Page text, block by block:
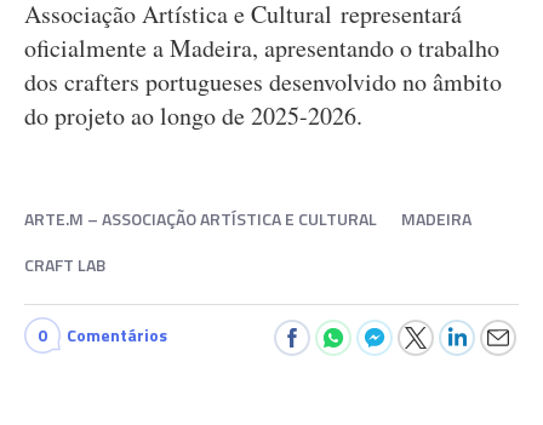
Associação Artística e Cultural representará
oficialmente a Madeira, apresentando o trabalho
dos crafters portugueses desenvolvido no âmbito
do projeto ao longo de 2025-2026.
ARTE.M – ASSOCIAÇÃO ARTÍSTICA E CULTURAL
MADEIRA
CRAFT LAB
0 Comentários